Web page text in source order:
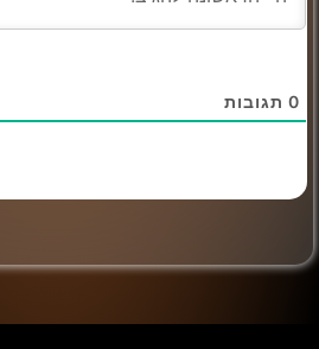
0 תגובות